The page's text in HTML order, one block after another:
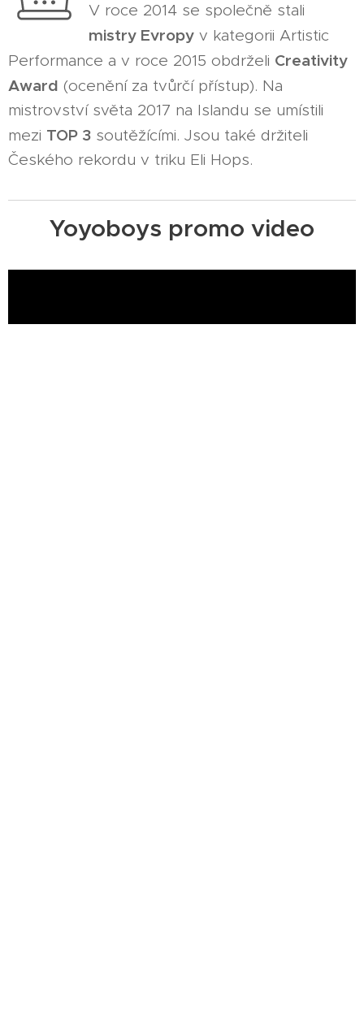
V roce 2014 se společně stali
mistry Evropy v kategorii Artistic
Performance a v roce 2015 obdrželi Creativity
Award (ocenění za tvůrčí přístup). Na
mistrovství světa 2017 na Islandu se umístili
mezi TOP 3 soutěžícími. Jsou také držiteli
Českého rekordu v triku Eli Hops.
Yoyoboys promo video